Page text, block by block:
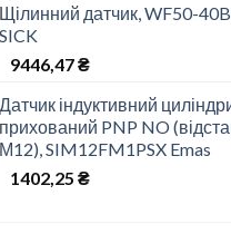
Щілинний датчик, WF50-
SICK
9446,47₴
Датчик індуктивний
прихований PNP NO
М12), SIM12FM1PSX Emas
1402,25 ₴